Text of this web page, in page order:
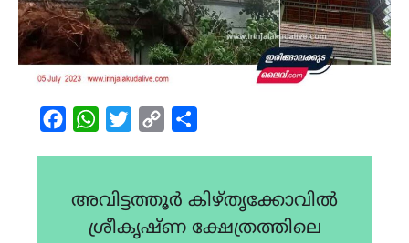
FacebookWhatsAppTwitterCopy
അവിട്ടത്തൂർ കിഴ്തൃക്കോവിൽ
ശ്രീകൃഷ്ണ ക്ഷേത്രത്തിലെ